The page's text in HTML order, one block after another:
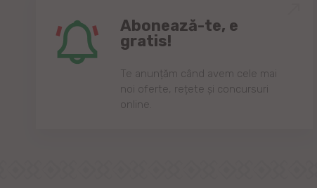
Abonează-te, e
gratis!
Te anunțăm când avem cele mai
noi oferte, rețete și concursuri
online.